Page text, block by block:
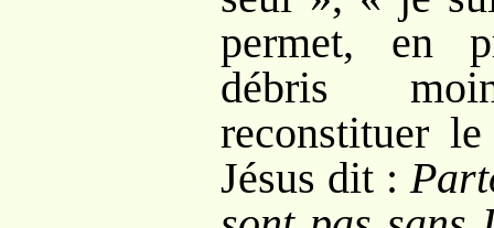
permet, en
débris
reconstituer
Jésus dit :